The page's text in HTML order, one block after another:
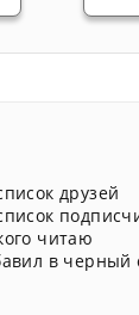
друзей
читаю
в черный